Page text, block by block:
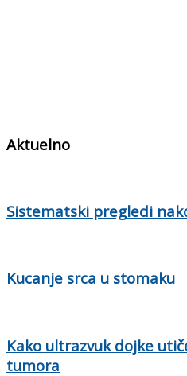
Aktuelno
Sistematski pregledi
Kucanje srca u stomaku
Kako ultrazvuk dojke
tumora